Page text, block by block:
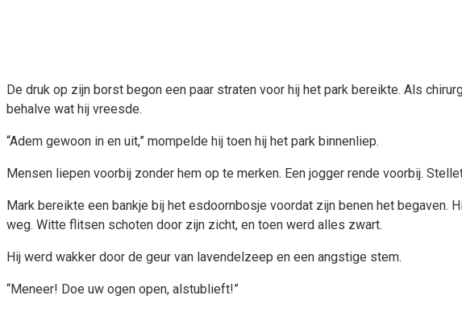
De druk op zijn borst begon een paar straten voor hij het park bereikte. Als
behalve wat hij vreesde.
“Adem gewoon in en uit,” mompelde hij toen hij het park binnenliep.
Mensen liepen voorbij zonder hem op te merken. Een jogger rende voorbij.
Mark bereikte een bankje bij het esdoornbosje voordat zijn benen het begaven.
weg. Witte flitsen schoten door zijn zicht, en toen werd alles zwart.
Hij werd wakker door de geur van lavendelzeep en een angstige stem.
“Meneer! Doe uw ogen open, alstublieft!”